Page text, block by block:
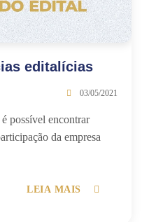
editalícias
03/05/2021
possível encontrar
da empresa
LEIA MAIS